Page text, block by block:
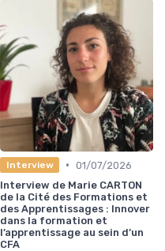
Interview • 01/07/2026
Interview de Marie CARTON
de la Cité des Formations et
des Apprentissages : Innover
dans la formation et
l’apprentissage au sein d’un
CFA